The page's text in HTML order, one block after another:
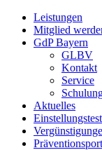
Leistungen
Mitglied
GdP Bayern
GLBV
Kontakt
Service
Aktuelles
Einstellungstest